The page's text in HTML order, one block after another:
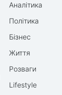
Аналітика
Політика
Бізнес
Життя
Розваги
Lifestyle